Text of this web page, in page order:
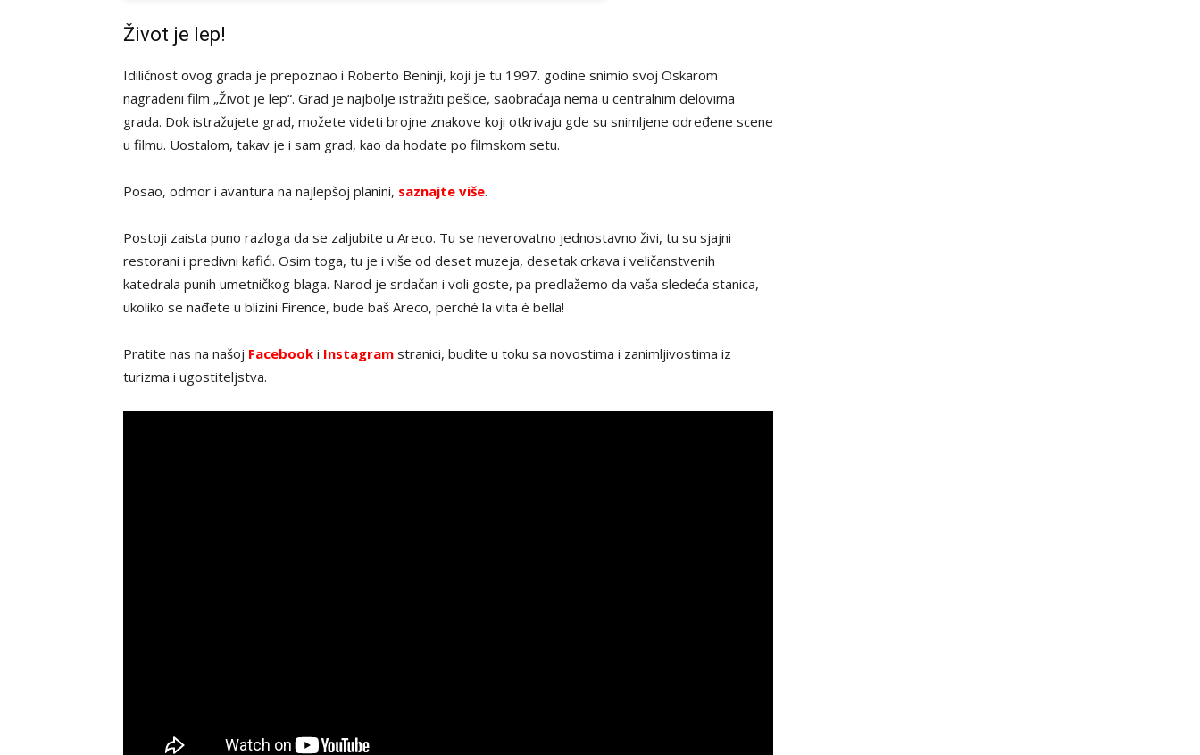
Život je lep!
Idiličnost ovog grada je prepoznao i Roberto Beninji, koji je tu 1997. godine snimio svoj Oskarom
nagrađeni film „Život je lep“. Grad je najbolje istražiti pešice, saobraćaja nema u centralnim delovima
grada. Dok istražujete grad, možete videti brojne znakove koji otkrivaju gde su snimljene određene scene
u filmu. Uostalom, takav je i sam grad, kao da hodate po filmskom setu.
Posao, odmor i avantura na najlepšoj planini, saznajte više.
Postoji zaista puno razloga da se zaljubite u Areco. Tu se neverovatno jednostavno živi, tu su sjajni
restorani i predivni kafići. Osim toga, tu je i više od deset muzeja, desetak crkava i veličanstvenih
katedrala punih umetničkog blaga. Narod je srdačan i voli goste, pa predlažemo da vaša sledeća stanica,
ukoliko se nađete u blizini Firence, bude baš Areco, perché la vita è bella!
Pratite nas na našoj Facebook i Instagram stranici, budite u toku sa novostima i zanimljivostima iz
turizma i ugostiteljstva.